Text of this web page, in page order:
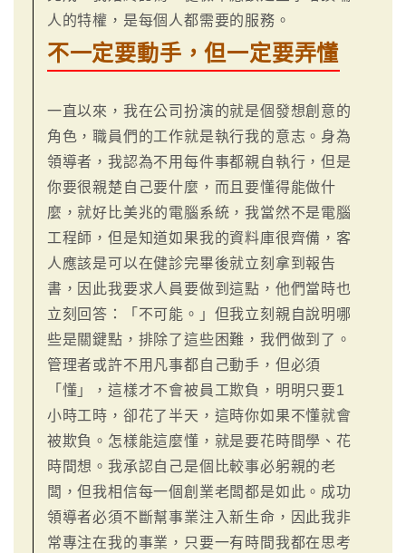
人的特權，是每個人都需要的服務。
不一定要動手，但一定要弄懂
一直以來，我在公司扮演的就是個發想創意的
角色，職員們的工作就是執行我的意志。身為
領導者，我認為不用每件事都親自執行，但是
你要很親楚自己要什麼，而且要懂得能做什
麼，就好比美兆的電腦系統，我當然不是電腦
工程師，但是知道如果我的資料庫很齊備，客
人應該是可以在健診完畢後就立刻拿到報告
書，因此我要求人員要做到這點，他們當時也
立刻回答：「不可能。」但我立刻親自說明哪
些是關鍵點，排除了這些困難，我們做到了。
管理者或許不用凡事都自己動手，但必須
「懂」，這樣才不會被員工欺負，明明只要1
小時工時，卻花了半天，這時你如果不懂就會
被欺負。怎樣能這麼懂，就是要花時間學、花
時間想。我承認自己是個比較事必躬親的老
闆，但我相信每一個創業老闆都是如此。成功
領導者必須不斷幫事業注入新生命，因此我非
常專注在我的事業，只要一有時間我都在思考